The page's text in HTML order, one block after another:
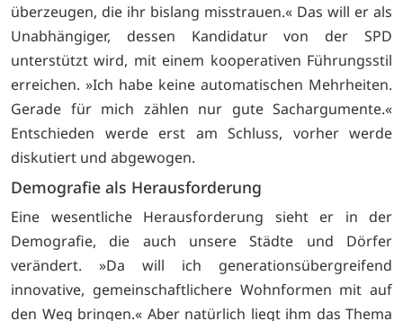
überzeugen, die ihr bislang misstrauen.« Das will er als
Unabhängiger, dessen Kandidatur von der SPD
unterstützt wird, mit einem kooperativen Führungsstil
erreichen. »Ich habe keine automatischen Mehrheiten.
Gerade für mich zählen nur gute Sachargumente.«
Entschieden werde erst am Schluss, vorher werde
diskutiert und abgewogen.
Demografie als Herausforderung
Eine wesentliche Herausforderung sieht er in der
Demografie, die auch unsere Städte und Dörfer
verändert. »Da will ich generationsübergreifend
innovative, gemeinschaftlichere Wohnformen mit auf
den Weg bringen.« Aber natürlich liegt ihm das Thema